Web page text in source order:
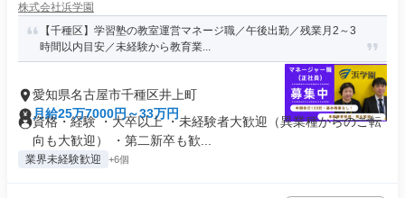
株式会社浜学園
【千種区】学習塾の教室運営マネージ職／午後出勤／残業月2～3
時間以内目安／未経験から教育業...
愛知県名古屋市千種区井上町
月給25万7000円～33万円
資格・経験 ・大卒以上 ・未経験者大歓迎（異業種からのご転
向も大歓迎） ・第二新卒も歓...
業界未経験歓迎 +6個